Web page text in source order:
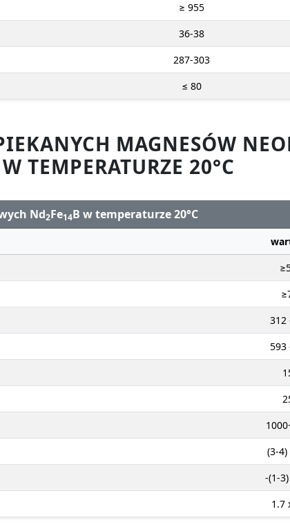
≥ 955
36-38
287-303
≤ 80
MAGNESÓW
TEMPERATURZE 20°C
Nd2Fe14B w temperaturze 20°C
312
593
(3-4)
-(1-
1.7